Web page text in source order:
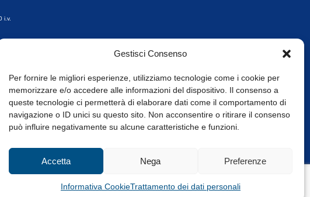
Gestisci Consenso
Per fornire le migliori esperienze, utilizziamo tecnologie come i cookie per
memorizzare e/o accedere alle informazioni del dispositivo. Il consenso a
queste tecnologie ci permetterà di elaborare dati come il comportamento di
navigazione o ID unici su questo sito. Non acconsentire o ritirare il consenso
può influire negativamente su alcune caratteristiche e funzioni.
Accetta Nega Preferenze
Informativa CookieTrattamento dei dati personali
i.v.